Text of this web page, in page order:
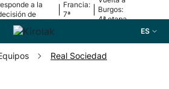
a la
de
Oriamendi
Francia:
7ª
Burgos:
4ª etapa
ES
Real Sociedad